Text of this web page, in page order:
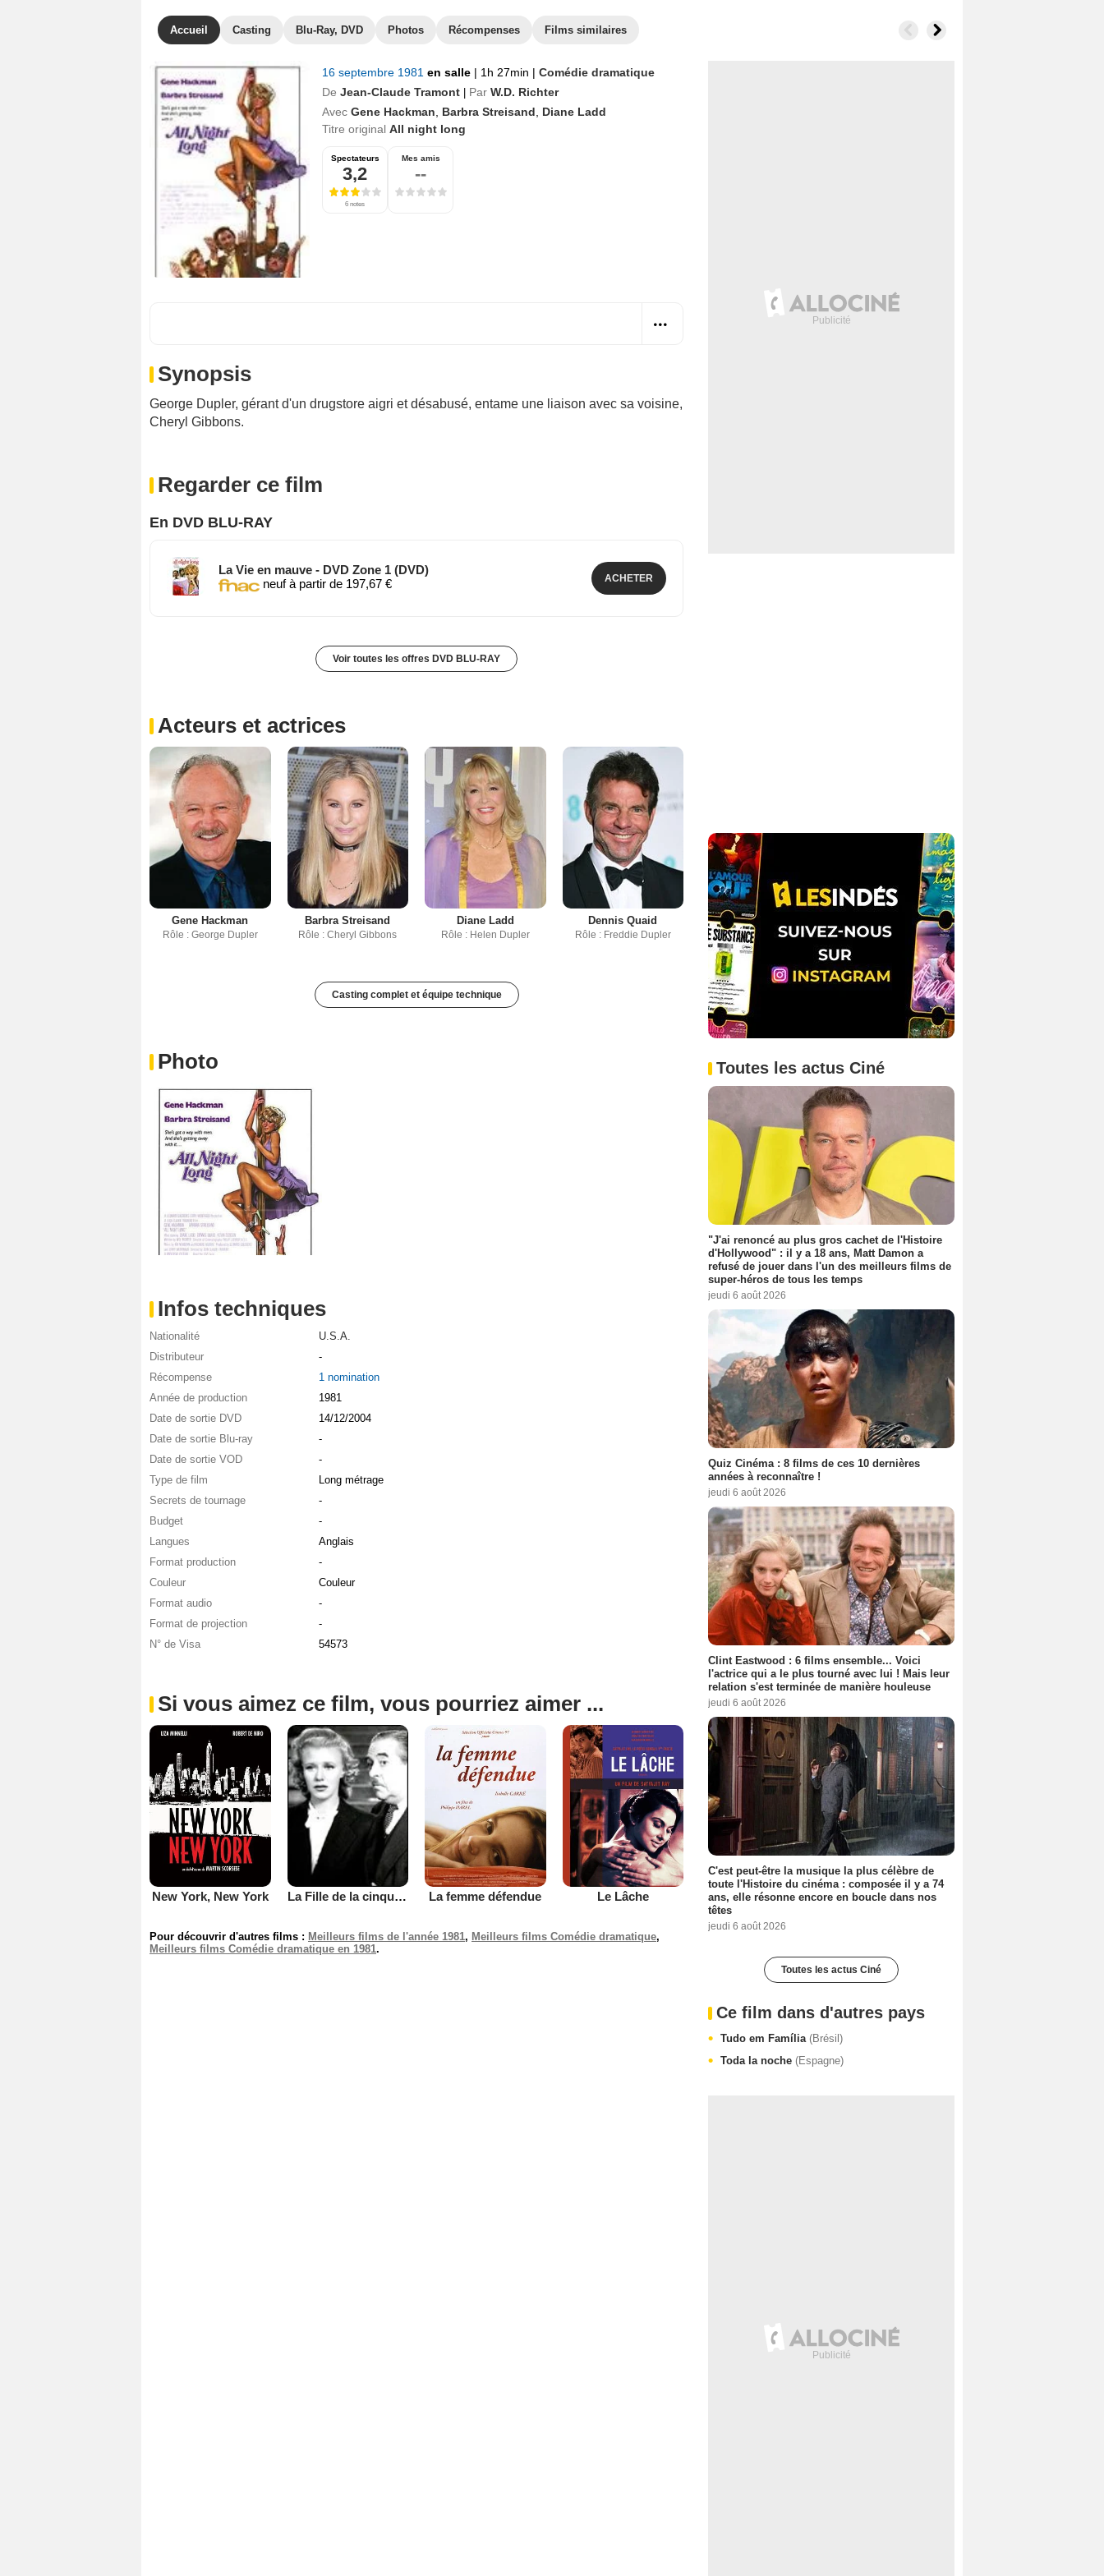
Accueil Casting Blu-Ray, DVD Photos Récompenses Films similaires
16 septembre 1981 en salle | 1h 27min | Comédie dramatique
De Jean-Claude Tramont Par W.D. Richter
Avec Gene Hackman Barbra Streisand
Diane Ladd
Titre original All night long
Spectateurs
3,2
6 notes
Mes amis
--
Synopsis
George Dupler, gérant d'un drugstore aigri et désabusé, entame une liaison avec sa voisine,
Cheryl Gibbons.
Regarder ce film
En DVD BLU-RAY
La Vie en mauve - DVD Zone 1 (DVD)
neuf à partir de 197,67 €
ACHETER
Voir toutes les offres DVD BLU-RAY
Acteurs et actrices
Gene Hackman
Rôle : George Dupler
Barbra Streisand
Rôle : Cheryl Gibbons
Diane Ladd
Rôle : Helen Dupler
Dennis Quaid
Rôle : Freddie Dupler
Casting complet et équipe technique
Photo
Infos techniques
Nationalité
U.S.A.
Distributeur
-
Récompense
1 nomination
Année de production
1981
Date de sortie DVD
14/12/2004
Date de sortie Blu-ray
-
Date de sortie VOD
-
Type de film
Long métrage
Secrets de tournage
-
Budget
-
Langues
Anglais
Format production
-
Couleur
Couleur
Format audio
-
Format de projection
-
N° de Visa
54573
Si vous aimez ce film, vous pourriez aimer ...
New York, New York La Fille de la cinquième avenue La femme défendue Le Lâche
Pour découvrir d'autres films : Meilleurs films de l'année 1981, Meilleurs films Comédie dramatique,
Meilleurs films Comédie dramatique en 1981.
Toutes les actus Ciné
"J'ai renoncé au plus gros cachet de l'Histoire
d'Hollywood" : il y a 18 ans, Matt Damon a
refusé de jouer dans l'un des meilleurs films de
super-héros de tous les temps
jeudi 6 août 2026
Quiz Cinéma : 8 films de ces 10 dernières
années à reconnaître !
jeudi 6 août 2026
Clint Eastwood : 6 films ensemble... Voici
l'actrice qui a le plus tourné avec lui ! Mais leur
relation s'est terminée de manière houleuse
jeudi 6 août 2026
C'est peut-être la musique la plus célèbre de
toute l'Histoire du cinéma : composée il y a 74
ans, elle résonne encore en boucle dans nos
têtes
jeudi 6 août 2026
Toutes les actus Ciné
Ce film dans d'autres pays
Tudo em Família (Brésil)
Toda la noche (Espagne)